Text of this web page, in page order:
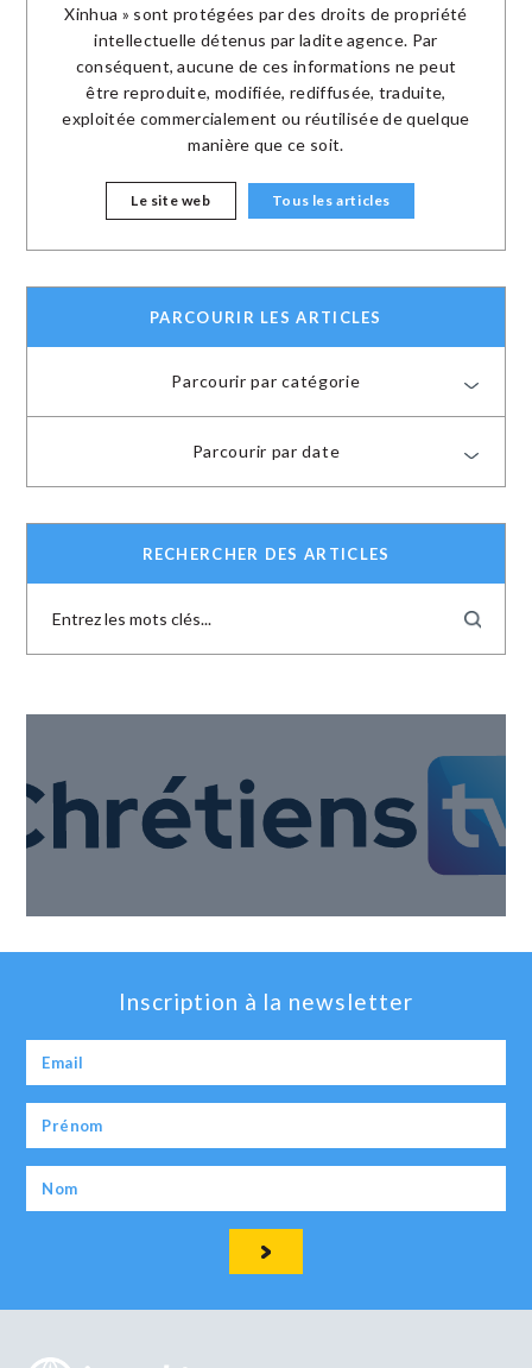
Xinhua » sont protégées par des droits de propriété
intellectuelle détenus par ladite agence. Par
conséquent, aucune de ces informations ne peut
être reproduite, modifiée, rediffusée, traduite,
exploitée commercialement ou réutilisée de quelque
manière que ce soit.
Le site web Tous les articles
PARCOURIR LES ARTICLES
Parcourir par catégorie
Parcourir par date
RECHERCHER DES ARTICLES
Inscription à la newsletter